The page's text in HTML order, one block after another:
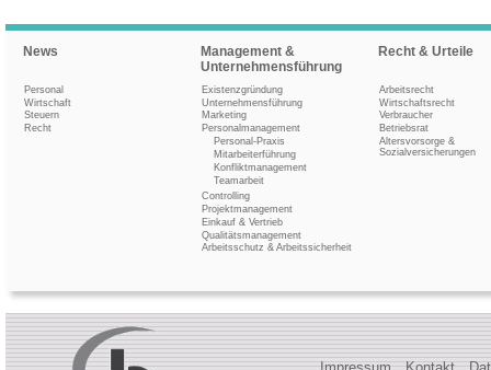
News
Personal
Wirtschaft
Steuern
Recht
Management &
Unternehmensführung
Existenzgründung
Unternehmensführung
Marketing
Personalmanagement
Personal-Praxis
Mitarbeiterführung
Konfliktmanagement
Teamarbeit
Controlling
Projektmanagement
Einkauf & Vertrieb
Qualitätsmanagement
Arbeitsschutz & Arbeitssicherheit
Recht & Urteile
Arbeitsrecht
Wirtschaftsrecht
Verbraucher
Betriebsrat
Altersvorsorge &
Sozialversicherungen